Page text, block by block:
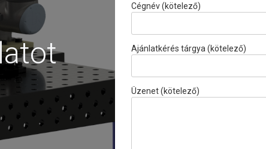
Cégnév (kötelező)
Ajánlatkérés tárgya (kötelező)
Üzenet (kötelező)